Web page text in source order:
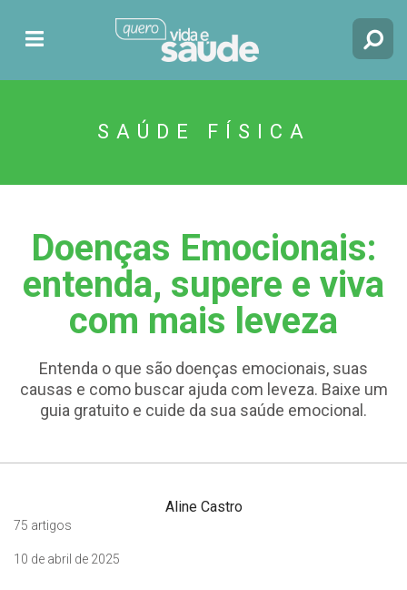
SAÚDE FÍSICA
Doenças Emocionais:
entenda, supere e viva
com mais leveza
Entenda o que são doenças emocionais, suas
causas e como buscar ajuda com leveza. Baixe um
guia gratuito e cuide da sua saúde emocional.
Aline Castro
75 artigos
10 de abril de 2025